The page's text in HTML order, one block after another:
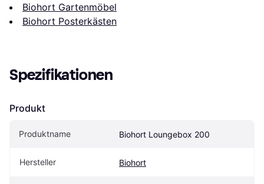
Biohort Gartenmöbel
Biohort Posterkästen
Spezifikationen
Produkt
Produktname Biohort Loungebox 200
Hersteller Biohort